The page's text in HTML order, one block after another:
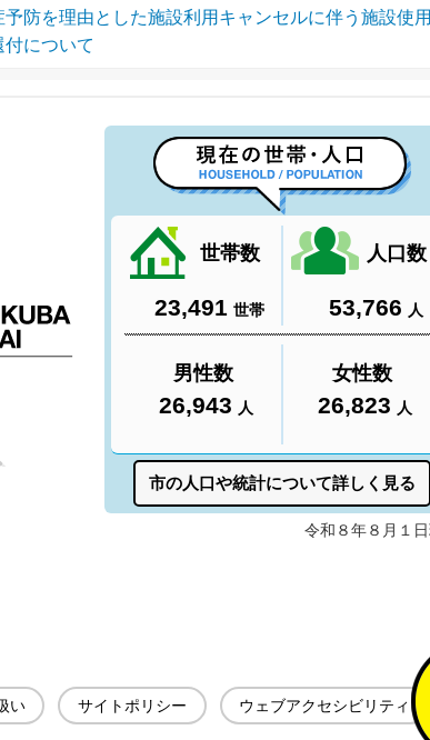
予防を理由とした施設利用キャンセルに伴う施設使用
付について
い サイトポリシー ウェブアクセシビリティ